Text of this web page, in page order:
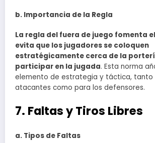
b. Importancia de la Regla
La regla del fuera de juego fomenta
evita que los jugadores se coloquen
estratégicamente cerca de la
participar en la jugada. Esta norma
elemento de estrategia y táctica, tanto
atacantes como para los defensores.
7. Faltas y Tiros Libres
a. Tipos de Faltas